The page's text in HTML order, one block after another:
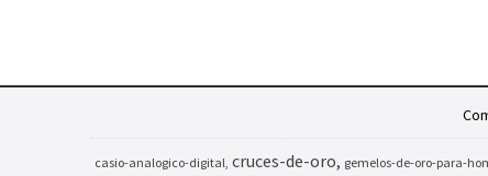
casio-analogico-digital cruces-de-oro gemelos-de-oro-para-